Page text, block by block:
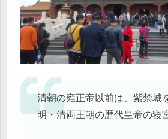
清朝の雍正帝以前は、紫禁城
明・清両王朝の歴代皇帝の寝